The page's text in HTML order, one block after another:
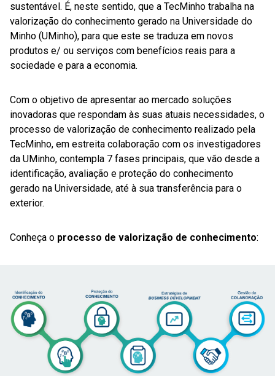
sustentável. É, neste sentido, que a TecMinho trabalha na
valorização do conhecimento gerado na Universidade do
Minho (UMinho), para que este se traduza em novos
produtos e/ ou serviços com benefícios reais para a
sociedade e para a economia.
Com o objetivo de apresentar ao mercado soluções
inovadoras que respondam às suas atuais necessidades, o
processo de valorização de conhecimento realizado pela
TecMinho, em estreita colaboração com os investigadores
da UMinho, contempla 7 fases principais, que vão desde a
identificação, avaliação e proteção do conhecimento
gerado na Universidade, até à sua transferência para o
exterior.
Conheça o processo de valorização de conhecimento: